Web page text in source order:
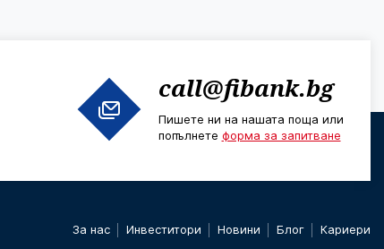
call@fibank.bg
Пишете ни на нашата поща или
попълнете форма за запитване
За нас Инвеститори Новини Блог Кариери